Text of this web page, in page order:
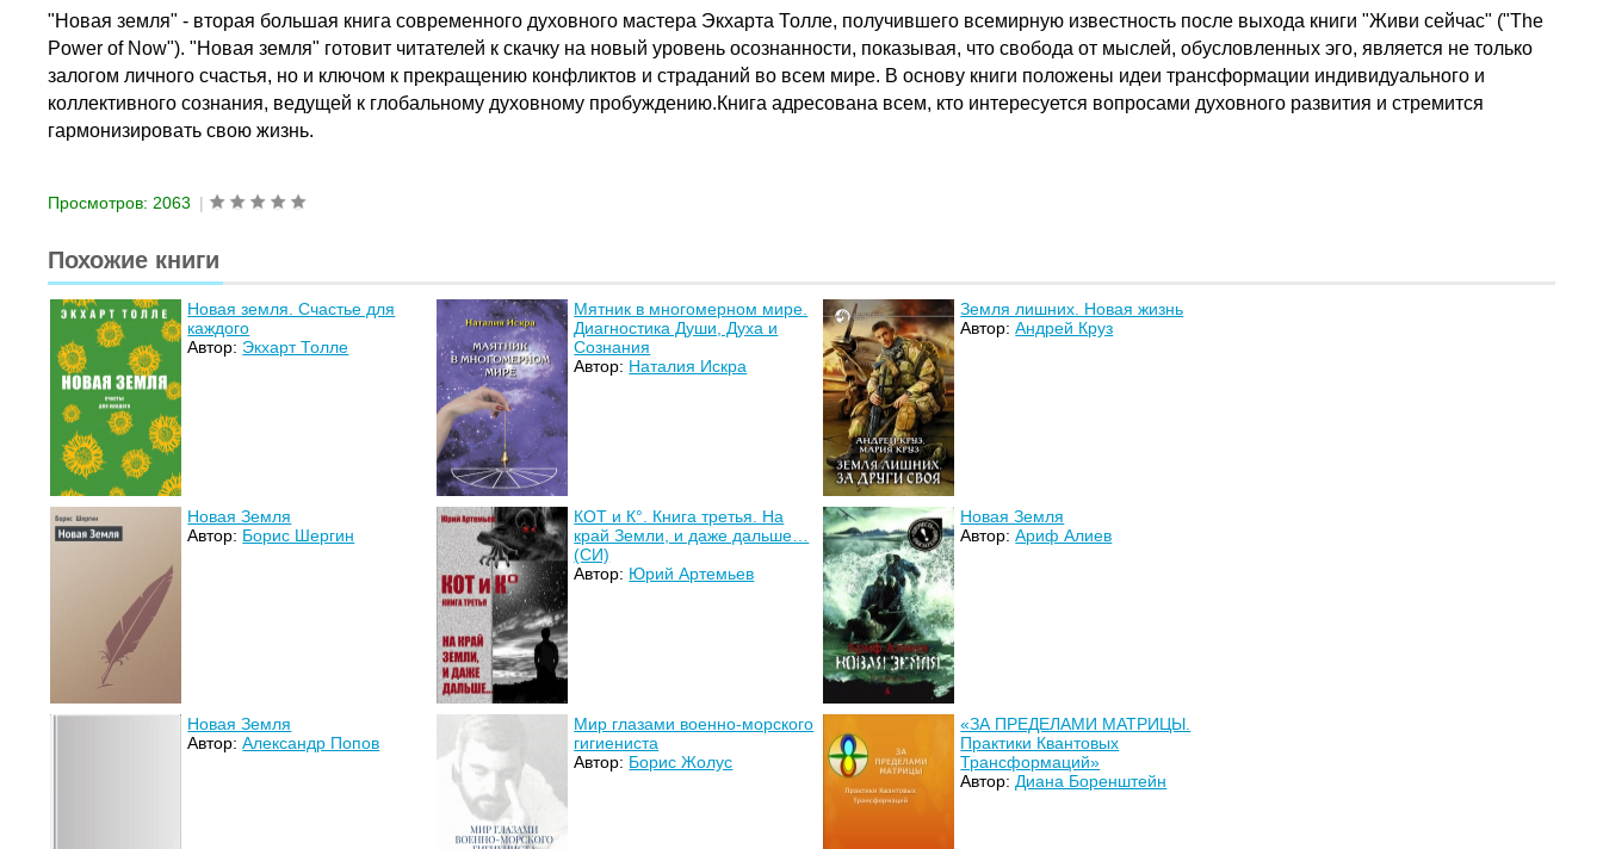
"Новая земля" - вторая большая книга современного духовного мастера Экхарта Толле, получившего всемирную известность после выхода книги "Живи сейчас" ("Тhе
Power of Now"). "Новая земля" готовит читателей к скачку на новый уровень осознанности, показывая, что свобода от мыслей, обусловленных эго, является не только
залогом личного счастья, но и ключом к прекращению конфликтов и страданий во всем мире. В основу книги положены идеи трансформации индивидуального и
коллективного сознания, ведущей к глобальному духовному пробуждению.Книга адресована всем, кто интересуется вопросами духовного развития и стремится
гармонизировать свою жизнь.
Просмотров: 2063 |
Похожие книги
Новая земля. Счастье для
каждого
Автор: Экхарт Толле
Мятник в многомерном мире.
Диагностика Души, Духа и
Сознания
Автор: Наталия Искра
Земля лишних. Новая жизнь
Автор:Андрей Круз
Новая Земля
Автор: Борис Шергин
КОТ и К°. Книга третья. На
край Земли, и даже дальше…
(СИ)
Автор: Юрий Артемьев
Новая Земля
Автор:Ариф Алиев
Новая Земля
Автор:Александр Попов
Мир глазами военно-морского
гигиениста
Автор: Борис Жолус
«ЗА ПРЕДЕЛАМИ МАТРИЦЫ.
Практики Квантовых
Трансформаций»
Автор:Диана Боренштейн